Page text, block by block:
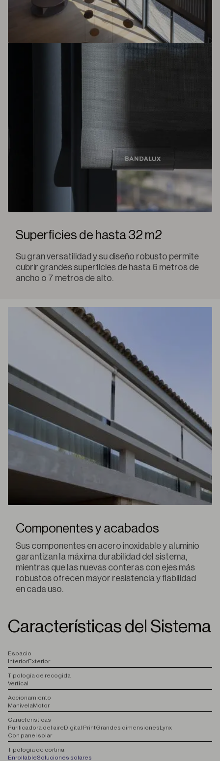
Superficies de hasta 32 m2
Su gran versatilidad y su diseño robusto permite
cubrir grandes superficies de hasta 6 metros de
ancho o 7 metros de alto.
Componentes y acabados
Sus componentes en acero inoxidable y aluminio
garantizan la máxima durabilidad del sistema,
mientras que las nuevas conteras con ejes más
robustos ofrecen mayor resistencia y fiabilidad
en cada uso.
Características del Sistema
Espacio
InteriorExterior
Tipología de recogida
Vertical
Accionamiento
ManivelaMotor
Características
Purificadora del aireDigital PrintGrandes dimensionesLynx
Con panel solar
Tipología de cortina
EnrollableSoluciones solares